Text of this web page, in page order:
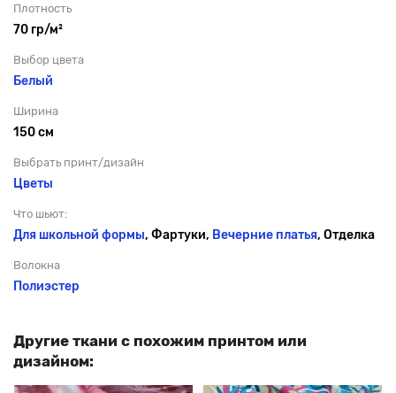
Плотность
70 гр/м²
Выбор цвета
Белый
Ширина
150 см
Выбрать принт/дизайн
Цветы
Что шьют:
Для школьной формы, Фартуки, Вечерние платья, Отделка
Волокна
Полиэстер
Другие ткани с похожим принтом или
дизайном: